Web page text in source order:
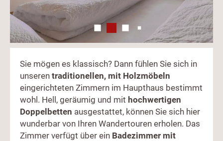
Sie mögen es klassisch? Dann fühlen Sie sich in
unseren traditionellen, mit Holzmöbeln
eingerichteten Zimmern im Haupthaus bestimmt
wohl. Hell, geräumig und mit hochwertigen
Doppelbetten ausgestattet, können Sie sich hier
wunderbar von Ihren Wandertouren erholen. Das
Zimmer verfügt über ein Badezimmer mit